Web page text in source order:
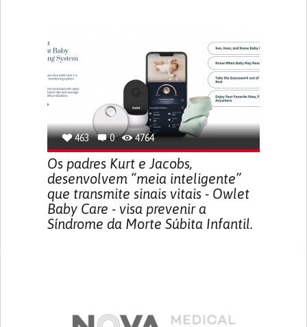
463 0 4764
Os padres Kurt e Jacobs,
desenvolvem “meia inteligente”
que transmite sinais vitais - Owlet
Baby Care - visa prevenir a
Síndrome da Morte Súbita Infantil.